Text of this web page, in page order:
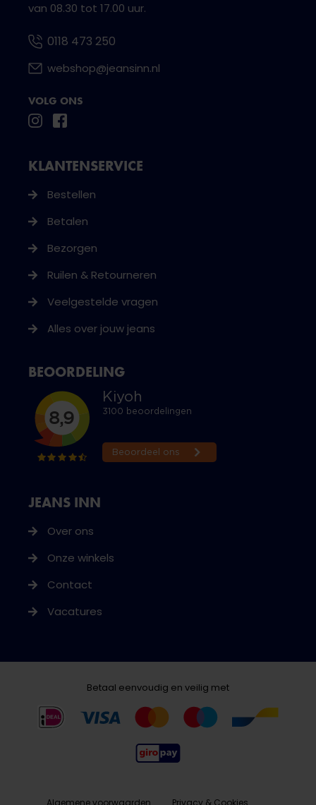
van 08.30 tot 17.00 uur.
0118 473 250
webshop@jeansinn.nl
VOLG ONS
JEANS INN
Over ons
Onze winkels
Contact
Vacatures
KLANTENSERVICE
Bestellen
Betalen
Bezorgen
Ruilen & Retourneren
Veelgestelde vragen
Alles over jouw jeans
BEOORDELING
Betaal eenvoudig en veilig met
Algemene voorwaarden Privacy & Cookies